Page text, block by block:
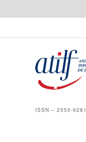
ISSN – 2555-9281